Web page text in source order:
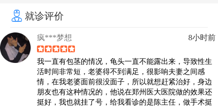
就诊评价
疯***梦想 8小时前
我一直有包茎的情况，龟头一直不能露出来，导致性生
活时间非常短，老婆得不到满足，很影响夫妻之间感
情，在我老婆面前很没面子，所以就想赶紧治好，身边
朋友也有这种情况的，他说在郑州医大医院做的效果还
挺好，我也就挂了号，给我看诊的是陈主任，做手术挺